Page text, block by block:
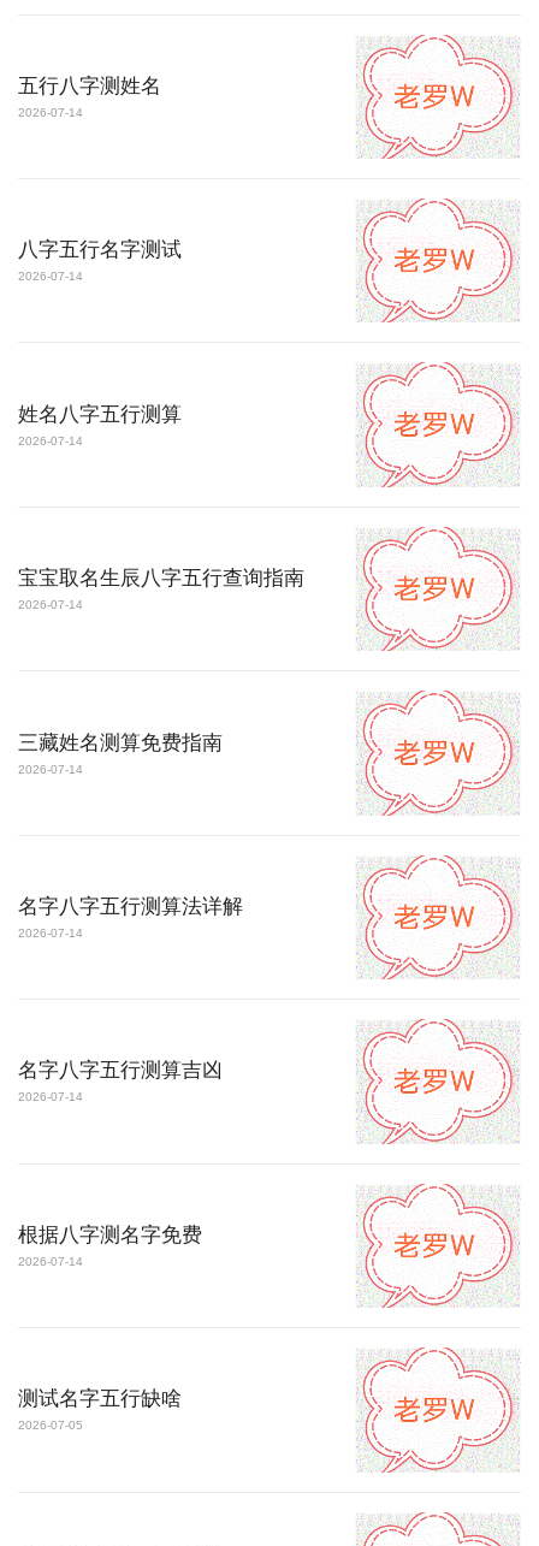
五行八字测姓名
2026-07-14
八字五行名字测试
2026-07-14
姓名八字五行测算
2026-07-14
宝宝取名生辰八字五行查询指南
2026-07-14
三藏姓名测算免费指南
2026-07-14
名字八字五行测算法详解
2026-07-14
名字八字五行测算吉凶
2026-07-14
根据八字测名字免费
2026-07-14
测试名字五行缺啥
2026-07-05